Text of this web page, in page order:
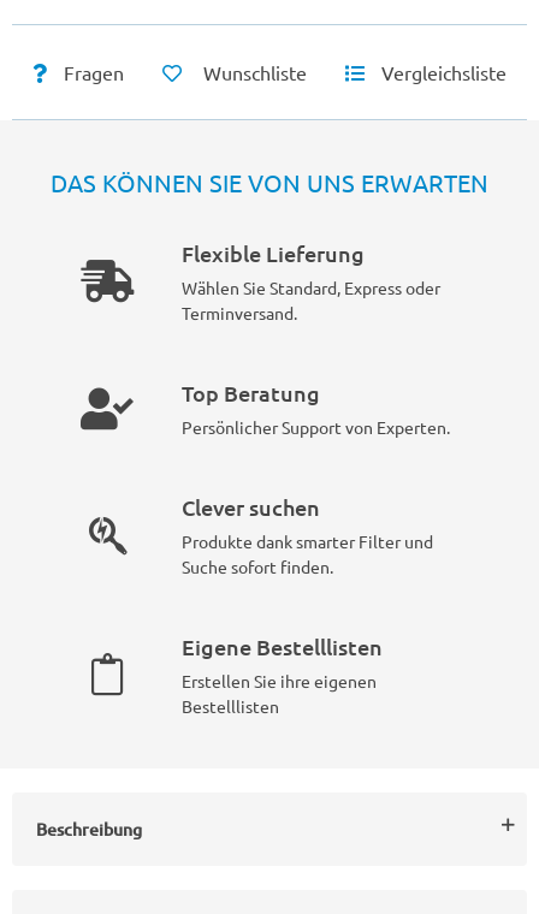
Fragen Wunschliste Vergleichsliste
DAS KÖNNEN SIE VON UNS ERWARTEN
Flexible Lieferung
Wählen Sie Standard, Express oder
Terminversand.
Top Beratung
Persönlicher Support von Experten.
Clever suchen
Produkte dank smarter Filter und
Suche sofort finden.
Eigene Bestelllisten
Erstellen Sie ihre eigenen
Bestelllisten
Beschreibung